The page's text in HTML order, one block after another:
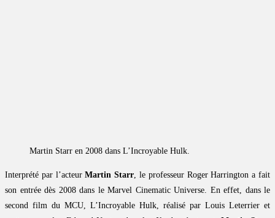
Martin Starr en 2008 dans L’Incroyable Hulk.
Interprété par l’acteurMartin Starr , le professeur Roger Harrington a fait
son entrée dès 2008 dans le Marvel Cinematic Universe. En effet, dans le
second film du MCU, L’Incroyable Hulk, réalisé par Louis Leterrier et